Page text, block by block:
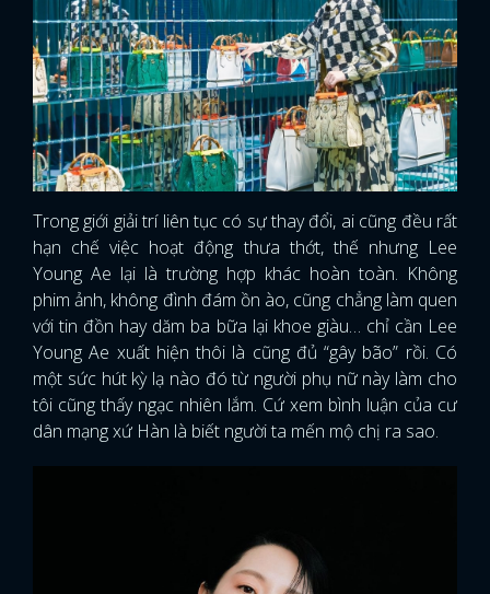
Trong giới giải trí liên tục có sự thay đổi, ai cũng đều rất
hạn chế việc hoạt động thưa thớt, thế nhưng Lee
Young Ae lại là trường hợp khác hoàn toàn. Không
phim ảnh, không đình đám ồn ào, cũng chẳng làm quen
với tin đồn hay dăm ba bữa lại khoe giàu… chỉ cần Lee
Young Ae xuất hiện thôi là cũng đủ “gây bão” rồi. Có
một sức hút kỳ lạ nào đó từ người phụ nữ này làm cho
tôi cũng thấy ngạc nhiên lắm. Cứ xem bình luận của cư
dân mạng xứ Hàn là biết người ta mến mộ chị ra sao.